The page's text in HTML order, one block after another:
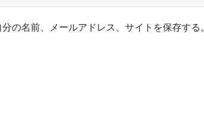
の名前、メールアドレス、サイトを保存する。